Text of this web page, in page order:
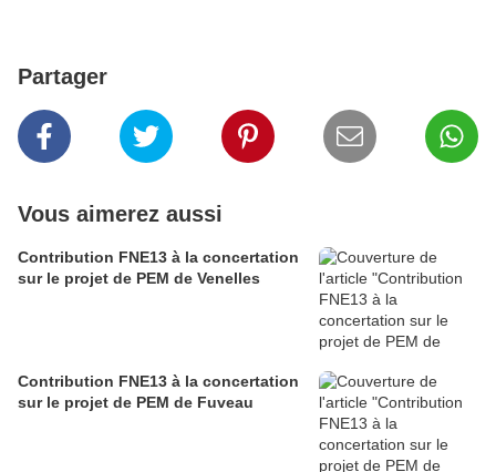
Partager
Vous aimerez aussi
Contribution FNE13 à la concertation
sur le projet de PEM de Venelles
Contribution FNE13 à la concertation
sur le projet de PEM de Fuveau